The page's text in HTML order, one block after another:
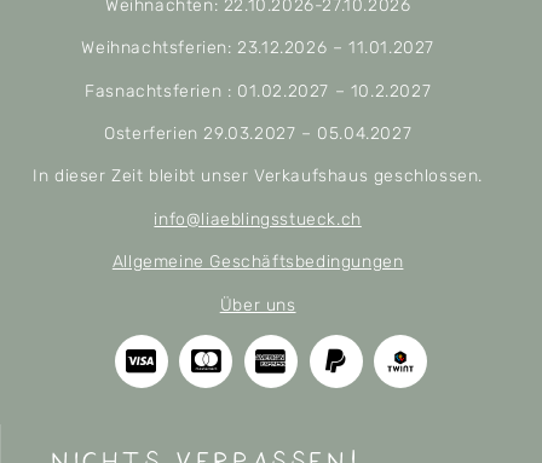
Weihnachten: 22.10.2026-27.10.2026
Weihnachtsferien: 23.12.2026 – 11.01.2027
Fasnachtsferien : 01.02.2027 – 10.2.2027
Osterferien 29.03.2027 – 05.04.2027
In dieser Zeit bleibt unser Verkaufshaus geschlossen.
info@liaeblingsstueck.ch
Allgemeine Geschäftsbedingungen
Über uns